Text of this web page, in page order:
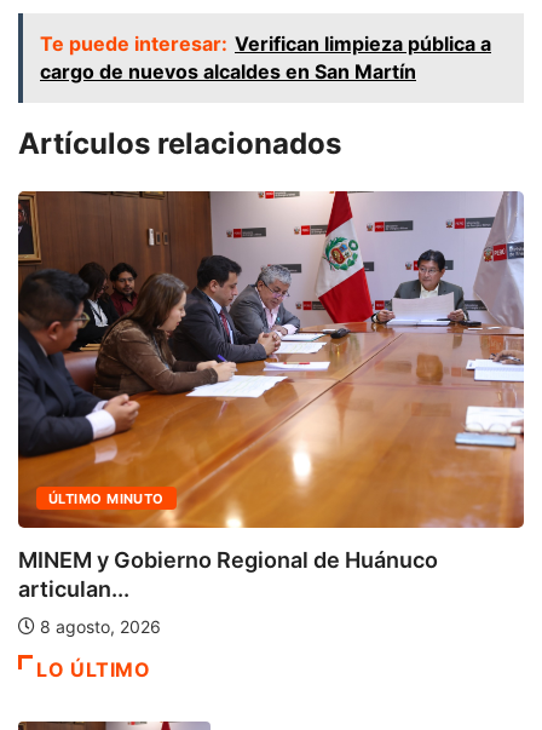
Te puede interesar: Verifican limpieza pública a
cargo de nuevos alcaldes en San Martín
Artículos relacionados
ÚLTIMO MINUTO
MINEM y Gobierno Regional de Huánuco
articulan...
8 agosto, 2026
LO ÚLTIMO